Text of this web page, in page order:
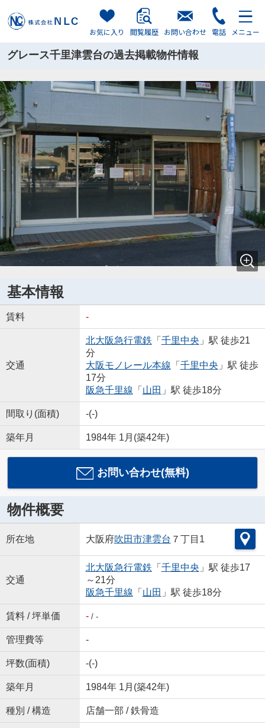
お気に入り 閲覧履歴 お問い合わせ 電話 メニュー
グレース千里津雲台の過去掲載物件情報
基本情報
賃料 -
交通
北大阪急行電鉄 「 千里中央 」駅 徒歩21
分
大阪モノレール本線 「 千里中央 」駅 徒歩
17分
阪急千里線 「 山田 」駅 徒歩18分
間取り(面積) -(-)
築年月 1984年 1月(築42年)
お問い合わせ(無料)
物件概要
所在地 大阪府吹田市津雲台 ７丁目1
交通
北大阪急行電鉄 「 千里中央 」駅 徒歩17
～21分
阪急千里線 「 山田 」駅 徒歩18分
賃料 / 坪単価 -/ -
管理費等 -
坪数(面積) -(-)
築年月 1984年 1月(築42年)
種別 / 構造 店舗一部 / 鉄骨造